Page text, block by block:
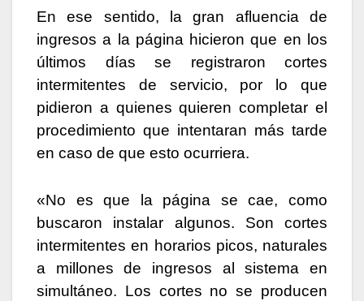
En ese sentido, la gran afluencia de
ingresos a la página hicieron que en los
últimos días se registraron cortes
intermitentes de servicio, por lo que
pidieron a quienes quieren completar el
procedimiento que intentaran más tarde
en caso de que esto ocurriera.
«No es que la página se cae, como
buscaron instalar algunos. Son cortes
intermitentes en horarios picos, naturales
a millones de ingresos al sistema en
simultáneo. Los cortes no se producen